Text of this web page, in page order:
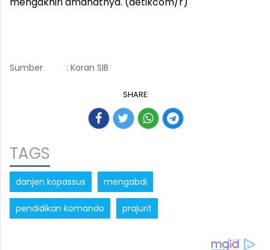
Sumber : Koran SIB
SHARE:
TAGS
danjen kopassus mengabdi
pendidikan komando prajurit